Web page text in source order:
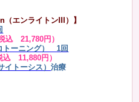
エンライトンIII）】
込 21,780円）
トーニング） 1回
込 11,880円）
イトーシス）治療